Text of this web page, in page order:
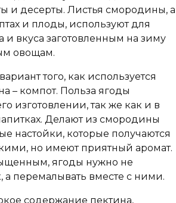
и десерты. Листья смородины, а
и плоды, используют для
и вкуса заготовленным на зиму
овощам.
того, как используется
– компот. Польза ягоды
изготовлении, так же как и в
Делают из смородины
настойки, которые получаются
но имеют приятный аромат.
ягоды нужно не
а перемалывать вместе с ними.
содержание пектина,